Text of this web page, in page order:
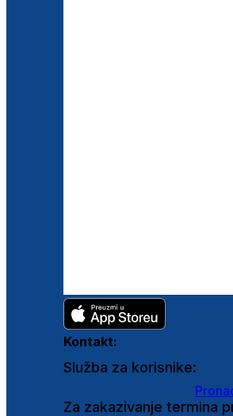
Kontakt:
Služba za korisnike:
Za zakazivanje termina